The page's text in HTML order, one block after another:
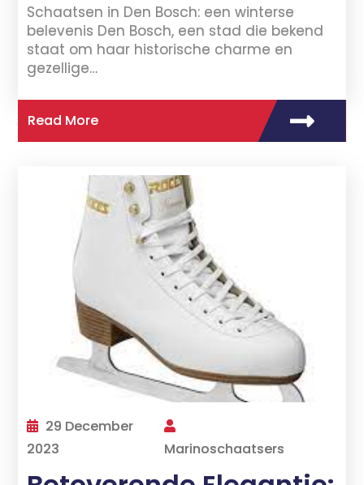
Schaatsen in Den Bosch: een winterse
belevenis Den Bosch, een stad die bekend
staat om haar historische charme en
gezellige…
Read More
29 December
2023
Marinoschaatsers